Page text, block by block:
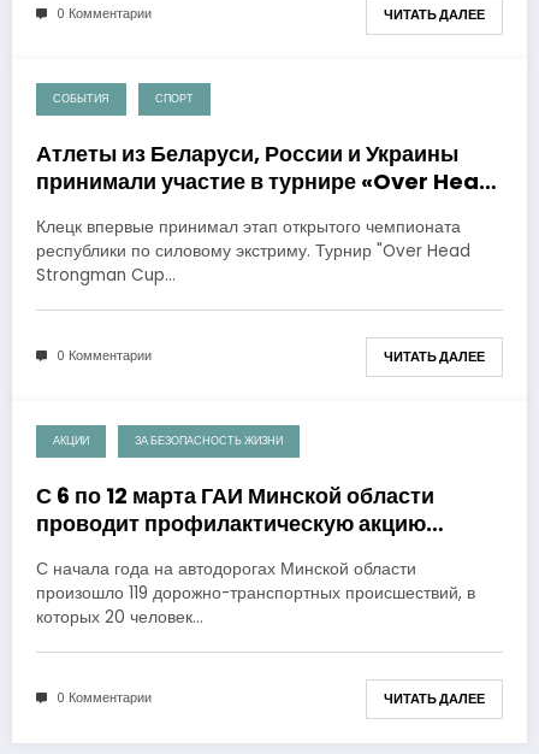
0 Комментарии ЧИТАТЬ ДАЛЕЕ
20.03.2018
СОБЫТИЯ СПОРТ
Атлеты из Беларуси, России и Украины
принимали участие в турнире «Over Head
Клецк впервые принимал этап открытого чемпионата
республики по силовому экстриму. Турнир "Over Head
Strongman Cup…
0 Комментарии ЧИТАТЬ ДАЛЕЕ
06.03.2018
АКЦИИ ЗА БЕЗОПАСНОСТЬ ЖИЗНИ
С 6 по 12 марта ГАИ Минской области
проводит профилактическую акцию
С начала года на автодорогах Минской области
произошло 119 дорожно-транспортных происшествий, в
которых 20 человек…
0 Комментарии ЧИТАТЬ ДАЛЕЕ